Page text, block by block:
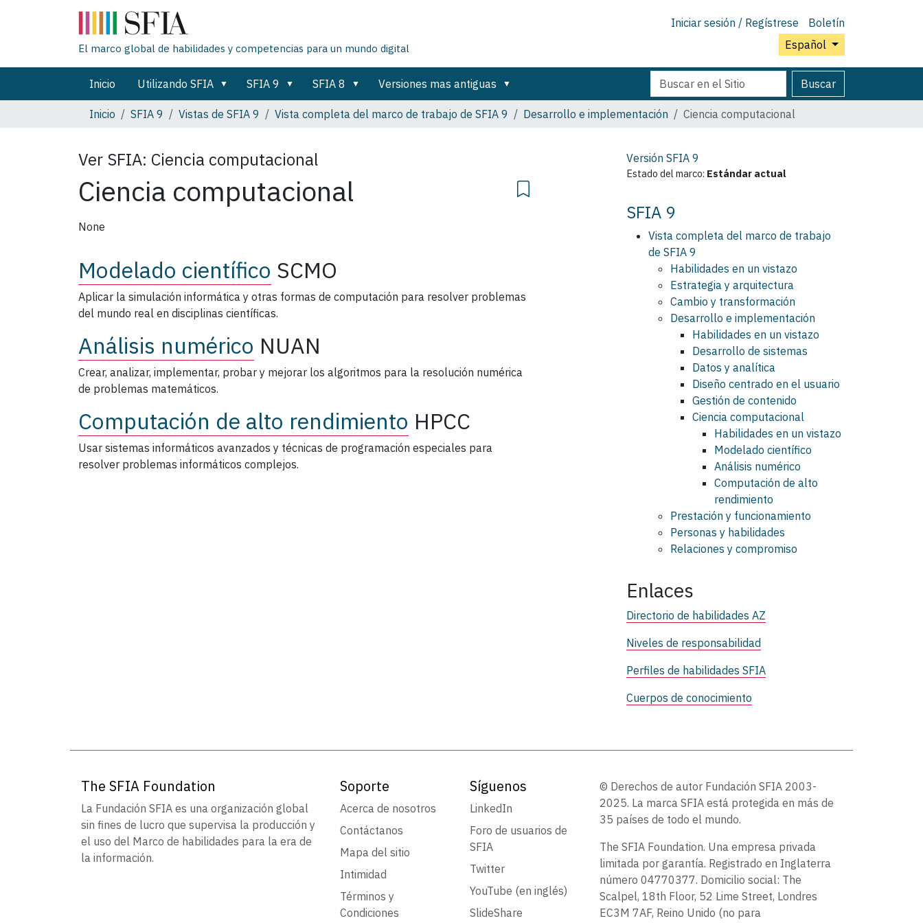
Iniciar sesión / Regístrese
Boletín
Español
El marco global de habilidades y competencias para un mundo digital
Inicio Utilizando SFIA SFIA 9 SFIA 8 Versiones mas antiguas Buscar Buscar
Búsqueda
Avanzada…
Inicio
SFIA 9 Vistas de SFIA 9 Vista completa del marco de trabajo de SFIA 9 Desarrollo e implementación Ciencia computacional
Ver SFIA: Ciencia computacional
Ciencia computacional
None
Modelado científico SCMO
Aplicar la simulación informática y otras formas de computación para resolver problemas
del mundo real en disciplinas científicas.
Análisis numérico NUAN
Crear, analizar, implementar, probar y mejorar los algoritmos para la resolución numérica
de problemas matemáticos.
Computación de alto rendimiento HPCC
Usar sistemas informáticos avanzados y técnicas de programación especiales para
resolver problemas informáticos complejos.
Versión SFIA 9
Estado del marco: Estándar actual
SFIA 9
Vista completa del marco de trabajo
de SFIA 9
Habilidades en un vistazo
Estrategia y arquitectura
Cambio y transformación
Desarrollo e implementación
Habilidades en un vistazo
Desarrollo de sistemas
Datos y analítica
Diseño centrado en el usuario
Gestión de contenido
Ciencia computacional
Habilidades en un vistazo
Modelado científico
Análisis numérico
Computación de alto
rendimiento
Prestación y funcionamiento
Personas y habilidades
Relaciones y compromiso
Enlaces
Directorio de habilidades AZ
Niveles de responsabilidad
Perfiles de habilidades SFIA
Cuerpos de conocimiento
The SFIA Foundation
La Fundación SFIA es una organización global
sin fines de lucro que supervisa la producción y
el uso del Marco de habilidades para la era de
la información.
Soporte
Acerca de nosotros
Contáctanos
Mapa del sitio
Intimidad
Términos y
Condiciones
Síguenos
LinkedIn
Foro de usuarios de
SFIA
Twitter
YouTube (en inglés)
SlideShare
© Derechos de autor Fundación SFIA 2003-
2025. La marca SFIA está protegida en más de
35 países de todo el mundo.
The SFIA Foundation. Una empresa privada
limitada por garantía. Registrado en Inglaterra
número 04770377. Domicilio social: The
Scalpel, 18th Floor, 52 Lime Street, Londres
EC3M 7AF, Reino Unido (no para